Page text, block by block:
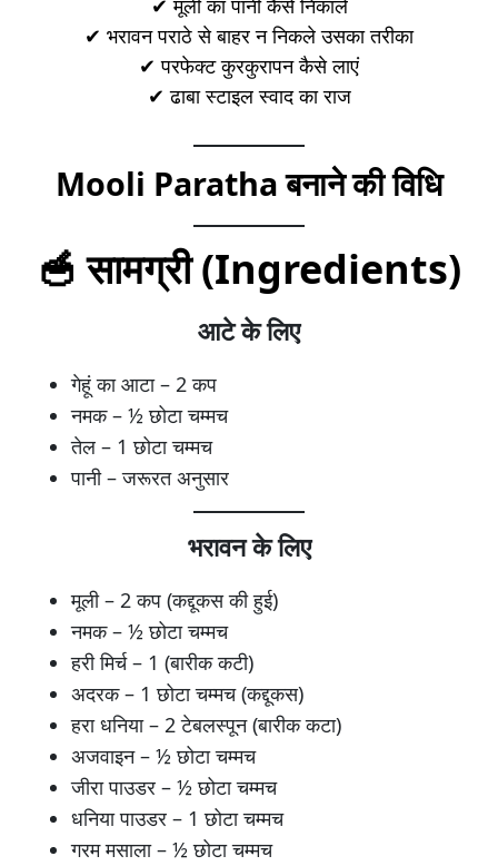
✔ भरावन पराठे से बाहर न निकले उसका तरीका
✔ परफेक्ट कुरकुरापन कैसे लाएं
✔ ढाबा स्टाइल स्वाद का राज
Mooli Paratha बनाने की विधि
🥣 सामग्री (Ingredients)
आटे के लिए
गेहूं का आटा – 2 कप
नमक – ½ छोटा चम्मच
तेल – 1 छोटा चम्मच
पानी – जरूरत अनुसार
भरावन के लिए
मूली – 2 कप (कद्दूकस की हुई)
नमक – ½ छोटा चम्मच
हरी मिर्च – 1 (बारीक कटी)
अदरक – 1 छोटा चम्मच (कद्दूकस)
हरा धनिया – 2 टेबलस्पून (बारीक कटा)
अजवाइन – ½ छोटा चम्मच
जीरा पाउडर – ½ छोटा चम्मच
धनिया पाउडर – 1 छोटा चम्मच
गरम मसाला – ½ छोटा चम्मच